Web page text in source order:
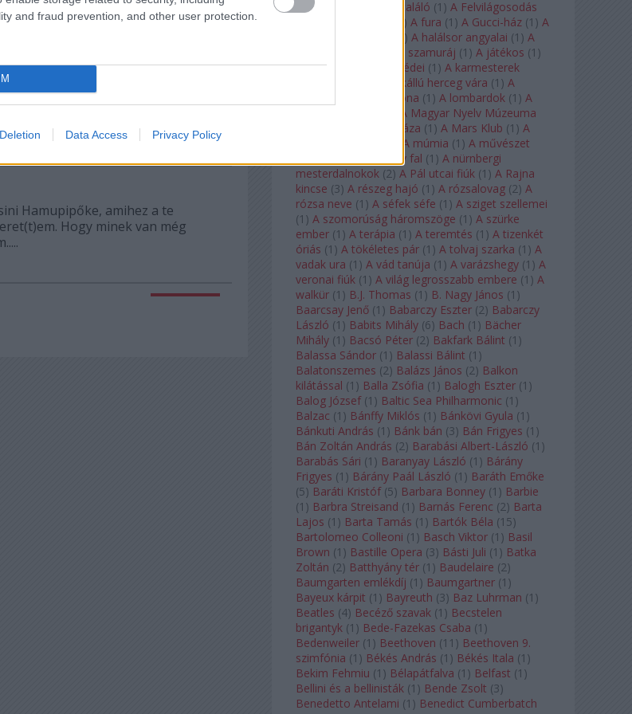
and fraud prevention, and other user protection.
Data Access Privacy Policy
2023.05.27. 20:32:55
Válasz erre
Hamupipőke, amihez a te
Hogy minek van még
félkegyelmű
A feltaláló (1 ) A Felvilágosodás
) A fura (1 ) A Gucci-ház (1 ) A
) A halálsor angyalai (1 ) A
A hét szamuráj (1 ) A játékos (1 )
A karmeliták párbeszédei (1 ) A karmesterek
A kékszakállú herceg vára (1 ) A
A korona (1 ) A lombardok (1 ) A
A Magyar Nyelv Múzeuma
A Magyar Zene Háza (1 ) A Mars Klub (1 ) A
A múmia (1 ) A művészet
A nagy fal (1 ) A nürnbergi
mesterdalnokok (2) A Pál utcai fiúk (1 ) A Rajna
kincse (3) A részeg hajó (1 ) A rózsalovag (2) A
rózsa neve (1 ) A séfek séfe (1 ) A sziget szellemei
(1 ) A szomorúság háromszöge (1 ) A szürke
ember (1 ) A terápia (1 ) A teremtés (1 ) A tizenkét
óriás (1 ) A tökéletes pár (1 ) A tolvaj szarka (1 ) A
vadak ura (1 ) A vád tanúja (1 ) A varázshegy (1 ) A
veronai fiúk (1 ) A világ legrosszabb embere (1 ) A
walkür (1 ) B.J. Thomas (1 ) B. Nagy János (1 )
Baarcsay Jenő (1 ) Babarczy Eszter (2) Babarczy
László (1 ) Babits Mihály (6) Bach (1 ) Bächer
Mihály (1 ) Bacsó Péter (2) Bakfark Bálint (1 )
Balassa Sándor (1 ) Balassi Bálint (1 )
Balatonszemes (2) Balázs János (2) Balkon
kilátással (1 ) Balla Zsófia (1 ) Balogh Eszter (1 )
Balog József (1 ) Baltic Sea Philharmonic (1 )
Balzac (1 ) Bánffy Miklós (1 ) Bánkövi Gyula (1 )
Bánkuti András (1 ) Bánk bán (3) Bán Frigyes (1 )
Bán Zoltán András (2) Barabási Albert-László (1 )
Barabás Sári (1 ) Baranyay László (1 ) Bárány
Frigyes (1 ) Bárány Paál László (1 ) Baráth Emőke
(5) Baráti Kristóf (5) Barbara Bonney (1 ) Barbie
(1 ) Barbra Streisand (1 ) Barnás Ferenc (2) Barta
Lajos (1 ) Barta Tamás (1 ) Bartók Béla (15)
Bartolomeo Colleoni (1 ) Basch Viktor (1 ) Basil
Brown (1 ) Bastille Opera (3) Básti Juli (1 ) Batka
Zoltán (2) Batthyány tér (1 ) Baudelaire (2)
Baumgarten emlékdíj (1 ) Baumgartner (1 )
Bayeux kárpit (1 ) Bayreuth (3) Baz Luhrman (1 )
Beatles (4) Becéző szavak (1 ) Becstelen
brigantyk (1 ) Bede-Fazekas Csaba (1 )
Bedenweiler (1 ) Beethoven (11 ) Beethoven 9.
szimfónia (1 ) Békés András (1 ) Békés Itala (1 )
Bekim Fehmiu (1 ) Bélapátfalva (1 ) Belfast (1 )
Bellini és a bellinisták (1 ) Bende Zsolt (3)
Benedetto Antelami (1 ) Benedict Cumberbatch